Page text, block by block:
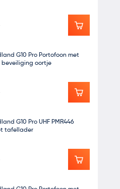
G10 Pro Portofoon met
oortje
G10 Pro UHF PMR446
tafellader